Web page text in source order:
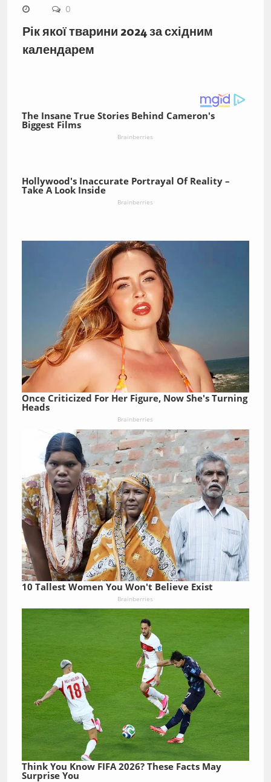
0
Рік якої тварини 2024 за східним
календарем
The Insane True Stories Behind Cameron's
Biggest Films
Brainberries
Hollywood's Inaccurate Portrayal Of Reality –
Take A Look Inside
Brainberries
Once Criticized For Her Figure, Now She's Turning
Heads
Brainberries
10 Tallest Women You Won't Believe Exist
Brainberries
Think You Know FIFA 2026? These Facts May
Surprise You